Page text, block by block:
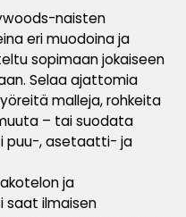
naisten
eri muodoina ja
sopimaan jokaiseen
Selaa ajattomia
malleja, rohkeita
– tai suodata
puu-, asetaatti- ja
ja
saat ilmaisen